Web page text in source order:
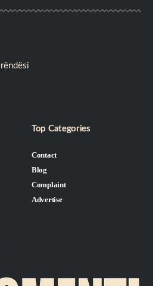
Top Categories
Contact
Blog
Complaint
Advertise